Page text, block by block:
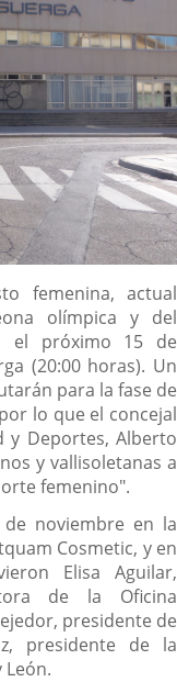
femenina, actual
olímpica y del
el próximo 15 de
(20:00 horas). Un
para la fase de
lo que el concejal
y Deportes, Alberto
y vallisoletanas a
femenino".
noviembre en la
Cosmetic, y en
Elisa Aguilar,
de la Oficina
presidente de
presidente de la
León.